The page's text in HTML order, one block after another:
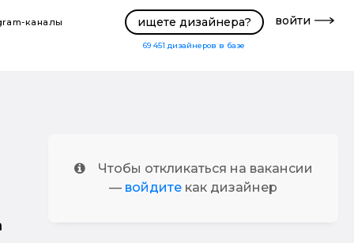
каналы ищете дизайнера?
69 451 дизайнеров в базе
войти
Чтобы откликаться на вакансии
— войдите как дизайнер